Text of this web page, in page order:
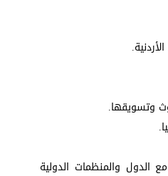
وتسويقها.
الدول والمنظمات الدولية